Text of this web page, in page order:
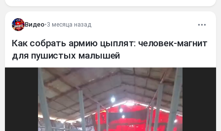
Видео•3 месяца назад
Как собрать армию цыплят: человек-магнит
для пушистых малышей